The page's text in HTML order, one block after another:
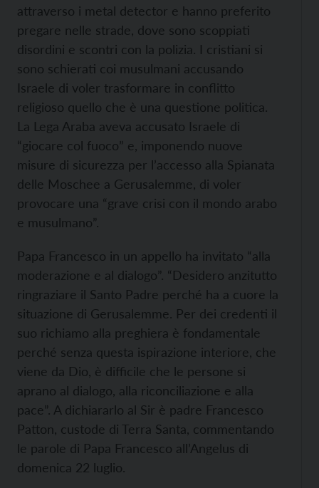
attraverso i metal detector e hanno preferito
pregare nelle strade, dove sono scoppiati
disordini e scontri con la polizia. I cristiani si
sono schierati coi musulmani accusando
Israele di voler trasformare in conflitto
religioso quello che è una questione politica.
La Lega Araba aveva accusato Israele di
“giocare col fuoco” e, imponendo nuove
misure di sicurezza per l’accesso alla Spianata
delle Moschee a Gerusalemme, di voler
provocare una “grave crisi con il mondo arabo
e musulmano”.
Papa Francesco in un appello ha invitato “alla
moderazione e al dialogo”. “Desidero anzitutto
ringraziare il Santo Padre perché ha a cuore la
situazione di Gerusalemme. Per dei credenti il
suo richiamo alla preghiera è fondamentale
perché senza questa ispirazione interiore, che
viene da Dio, è difficile che le persone si
aprano al dialogo, alla riconciliazione e alla
pace”. A dichiararlo al Sir è padre Francesco
Patton, custode di Terra Santa, commentando
le parole di Papa Francesco all’Angelus di
domenica 22 luglio.